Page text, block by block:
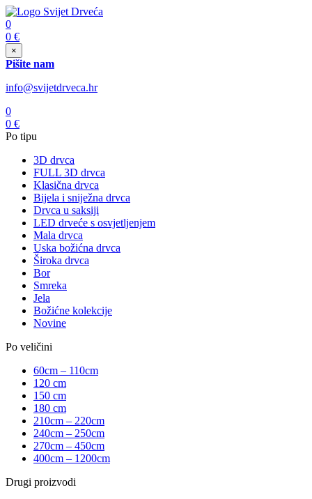
0
0 €
×
Pišite nam
info@svijetdrveca.hr
0
0 €
Po tipu
3D drvca
FULL 3D drvca
Klasična drvca
Bijela i sniježna drvca
Drvca u saksiji
LED drveće s osvjetljenjem
Mala drvca
Uska božićna drvca
Široka drvca
Bor
Smreka
Jela
Božićne kolekcije
Novine
Po veličini
60cm – 110cm
120 cm
150 cm
180 cm
210cm – 220cm
240cm – 250cm
270cm – 450cm
400cm – 1200cm
Drugi proizvodi